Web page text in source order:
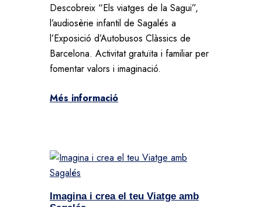
Descobreix “Els viatges de la Sagui”,
l’audiosèrie infantil de Sagalés a
l’Exposició d’Autobusos Clàssics de
Barcelona. Activitat gratuïta i familiar per
fomentar valors i imaginació.
Més informació
Imagina i crea el teu Viatge amb